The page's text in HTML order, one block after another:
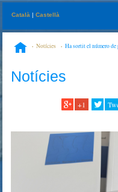
Català |Castellà
Notícies
Ha sortit el número
Notícies
+1